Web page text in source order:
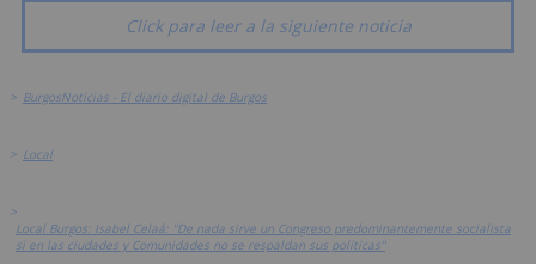
Click para leer a la siguiente noticia
> BurgosNoticias - El diario digital de Burgos
> Local
>
Local Burgos: Isabel Celaá: "De nada sirve un Congreso predominantemente socialista
si en las ciudades y Comunidades no se respaldan sus políticas"